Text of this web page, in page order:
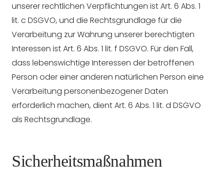
unserer rechtlichen Verpflichtungen ist Art. 6 Abs. 1
lit. c DSGVO, und die Rechtsgrundlage für die
Verarbeitung zur Wahrung unserer berechtigten
Interessen ist Art. 6 Abs. 1 lit. f DSGVO. Für den Fall,
dass lebenswichtige Interessen der betroffenen
Person oder einer anderen natürlichen Person eine
Verarbeitung personenbezogener Daten
erforderlich machen, dient Art. 6 Abs. 1 lit. d DSGVO
als Rechtsgrundlage.
Sicherheitsmaßnahmen